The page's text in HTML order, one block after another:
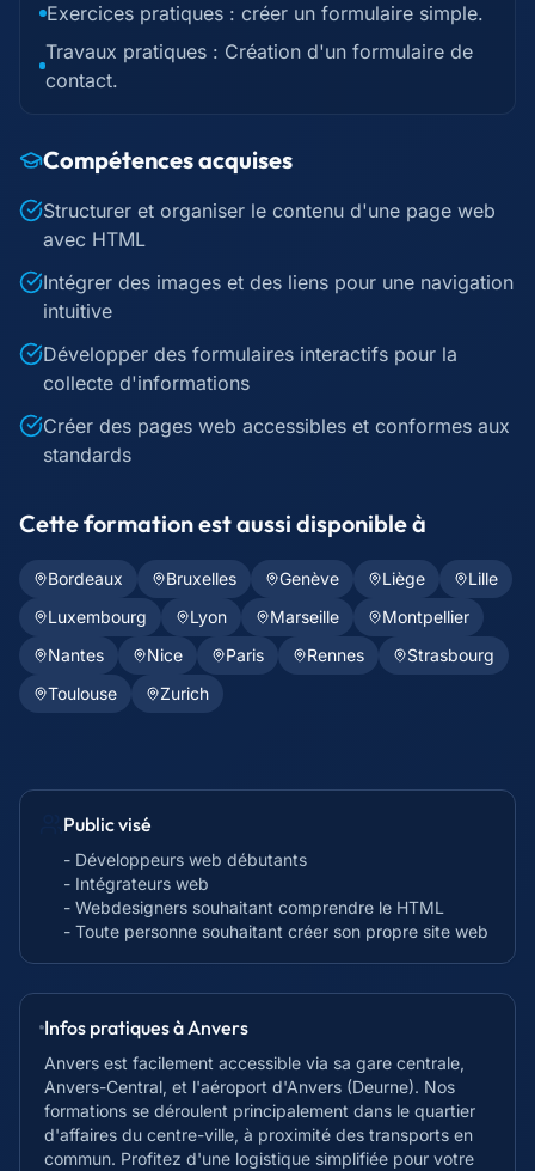
Exercices pratiques : créer un formulaire simple.
Travaux pratiques : Création d'un formulaire de
contact.
Compétences acquises
Structurer et organiser le contenu d'une page web
avec HTML
Intégrer des images et des liens pour une navigation
intuitive
Développer des formulaires interactifs pour la
collecte d'informations
Créer des pages web accessibles et conformes aux
standards
Cette formation est aussi disponible à
Bordeaux Bruxelles Genève Liège
Lille
Luxembourg
Lyon Marseille
Montpellier
Nantes
Nice Paris Rennes
Strasbourg
Toulouse
Zurich
Public visé
- Développeurs web débutants
- Intégrateurs web
- Webdesigners souhaitant comprendre le HTML
- Toute personne souhaitant créer son propre site web
Infos pratiques àAnvers
Anvers est facilement accessible via sa gare centrale,
Anvers-Central, et l'aéroport d'Anvers (Deurne). Nos
formations se déroulent principalement dans le quartier
d'affaires du centre-ville, à proximité des transports en
commun. Profitez d'une logistique simplifiée pour votre